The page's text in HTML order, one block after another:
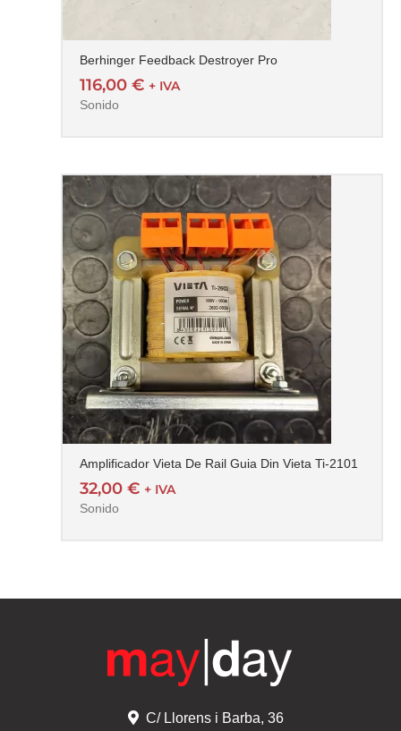
Berhinger Feedback Destroyer Pro
116,00€ + IVA
Sonido
Amplificador Vieta De Rail Guia Din Vieta Ti-2101
32,00€ + IVA
Sonido
C/ Llorens i Barba, 36